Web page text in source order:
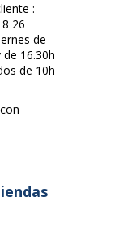
:
26
de
16.30h
de 10h